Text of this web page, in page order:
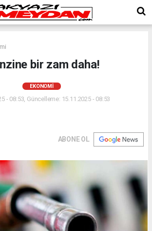
bir zam daha!
EKONOMI
- 08:53, Güncelleme: 15.11.2025 - 08:53
ABONE OL